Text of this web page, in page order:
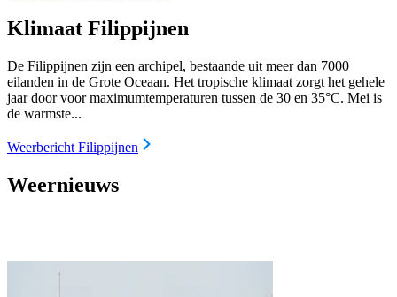
Klimaat Filippijnen
De Filippijnen zijn een archipel, bestaande uit meer dan 7000
eilanden in de Grote Oceaan. Het tropische klimaat zorgt het gehele
jaar door voor maximumtemperaturen tussen de 30 en 35°C. Mei is
de warmste...
Weerbericht Filippijnen
Weernieuws